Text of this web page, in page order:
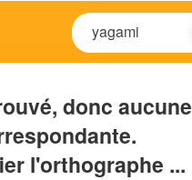
donc aucune
l'orthographe ...